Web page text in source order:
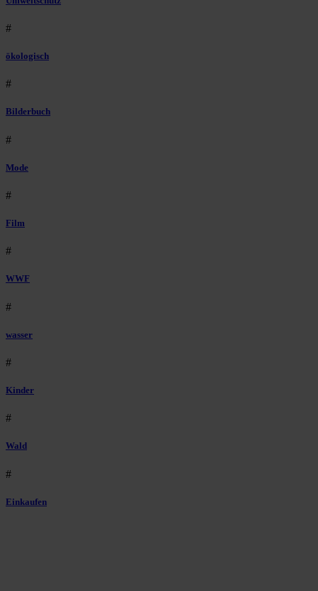
#
ökologisch
#
Bilderbuch
#
Mode
#
Film
#
WWF
#
wasser
#
Kinder
#
Wald
#
Einkaufen